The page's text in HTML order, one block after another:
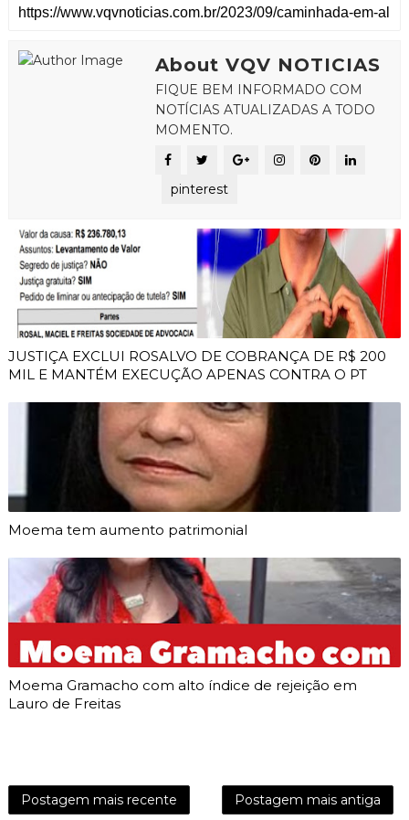
About VQV NOTICIAS
FIQUE BEM INFORMADO COM
NOTÍCIAS ATUALIZADAS A TODO
MOMENTO.
pinterest
JUSTIÇA EXCLUI ROSALVO DE COBRANÇA DE R$ 200
MIL E MANTÉM EXECUÇÃO APENAS CONTRA O PT
Moema tem aumento patrimonial
Moema Gramacho com alto índice de rejeição em
Lauro de Freitas
Postagem mais recente Postagem mais antiga